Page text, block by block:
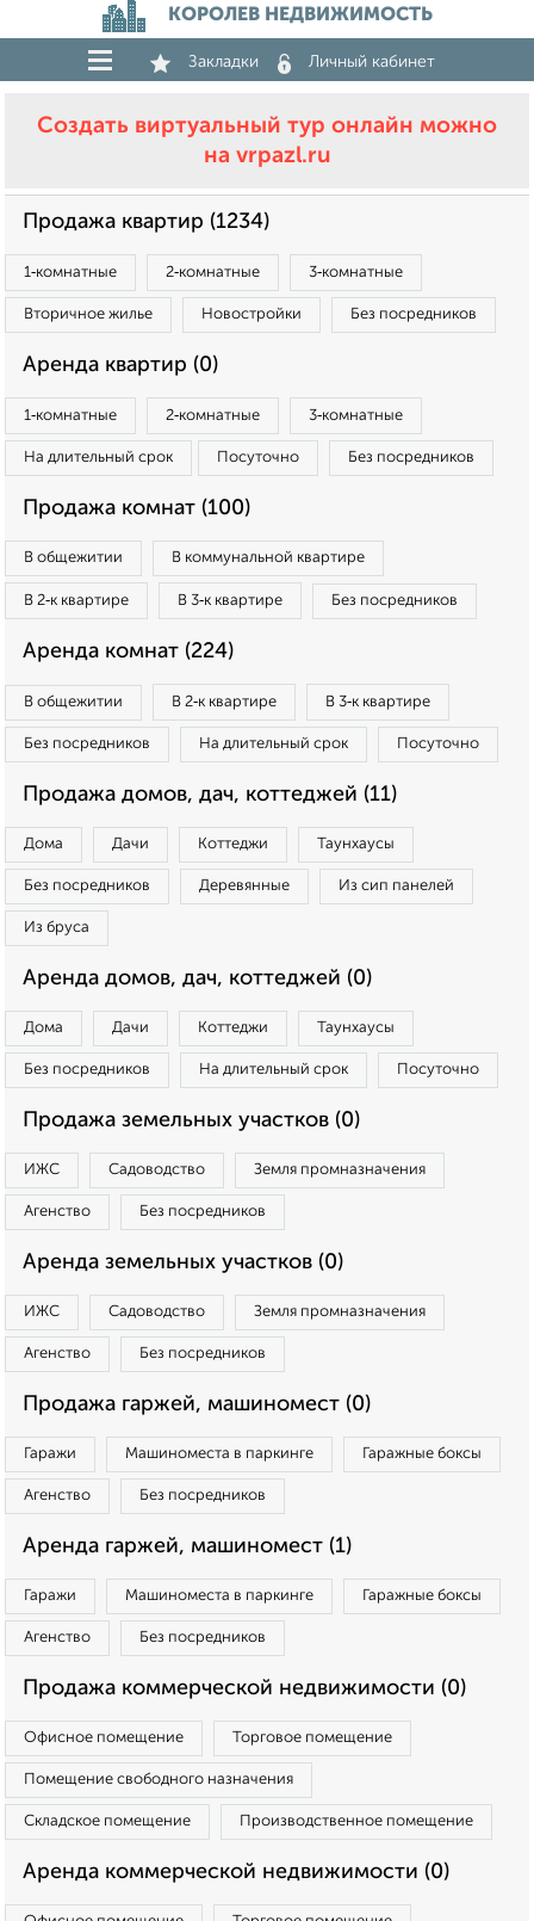
КОРОЛЕВ НЕДВИЖИМОСТЬ
Закладки Личный кабинет
Создать виртуальный тур онлайн можно
на vrpazl.ru
Продажа квартир (1234)
1‑комнатные 2‑комнатные 3‑комнатные
Вторичное жилье Новостройки Без посредников
Аренда квартир (0)
1‑комнатные 2‑комнатные 3‑комнатные
На длительный срок Посуточно Без посредников
Продажа комнат (100)
В общежитии В коммунальной квартире
В 2‑к квартире В 3‑к квартире Без посредников
Аренда комнат (224)
В общежитии В 2‑к квартире В 3‑к квартире
Без посредников На длительный срок Посуточно
Продажа домов, дач, коттеджей (11)
Дома Дачи Коттеджи Таунхаусы
Без посредников Деревянные Из сип панелей
Из бруса
Аренда домов, дач, коттеджей (0)
Дома Дачи Коттеджи Таунхаусы
Без посредников На длительный срок Посуточно
Продажа земельных участков (0)
ИЖС Садоводство Земля промназначения
Агенство Без посредников
Аренда земельных участков (0)
ИЖС Садоводство Земля промназначения
Агенство Без посредников
Продажа гаржей, машиномест (0)
Гаражи Машиноместа в паркинге Гаражные боксы
Агенство Без посредников
Аренда гаржей, машиномест (1)
Гаражи Машиноместа в паркинге Гаражные боксы
Агенство Без посредников
Продажа коммерческой недвижимости (0)
Офисное помещение Торговое помещение
Помещение свободного назначения
Складское помещение Производственное помещение
Аренда коммерческой недвижимости (0)